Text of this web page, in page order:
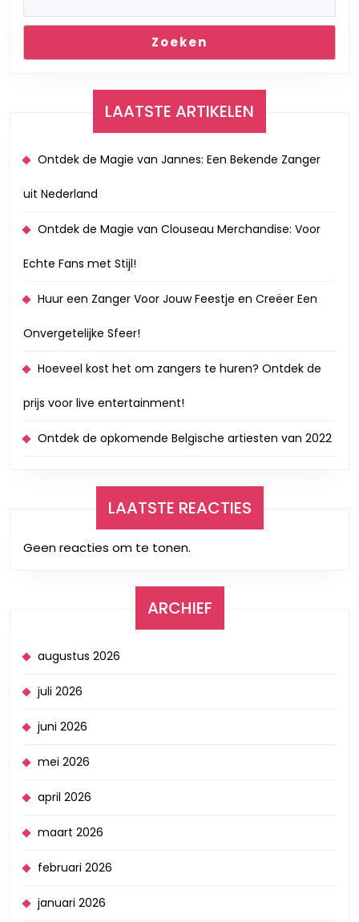
Zoeken
LAATSTE ARTIKELEN
Ontdek de Magie van Jannes: Een Bekende Zanger
uit Nederland
Ontdek de Magie van Clouseau Merchandise: Voor
Echte Fans met Stijl!
Huur een Zanger Voor Jouw Feestje en Creëer Een
Onvergetelijke Sfeer!
Hoeveel kost het om zangers te huren? Ontdek de
prijs voor live entertainment!
Ontdek de opkomende Belgische artiesten van 2022
LAATSTE REACTIES
Geen reacties om te tonen.
ARCHIEF
augustus 2026
juli 2026
juni 2026
mei 2026
april 2026
maart 2026
februari 2026
januari 2026